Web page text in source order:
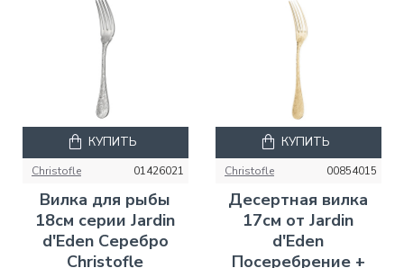
Christofle 01426021
Вилка для рыбы
18см серии Jardin
d'Eden Серебро
Christofle
КУПИТЬ
Christofle 00854015
Десертная вилка
17см от Jardin
d'Eden
Посеребрение +
КУПИТЬ